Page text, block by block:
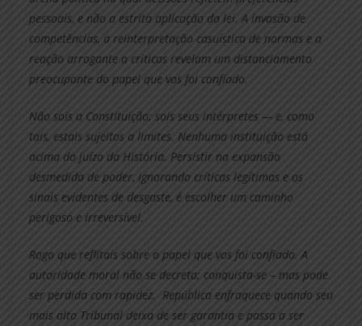
pessoais, e não a estrita aplicação da lei. A invasão de
competências, a reinterpretação casuística de normas e a
reação arrogante a críticas revelam um distanciamento
preocupante do papel que vos foi confiado.
Não sois a Constituição; sois seus intérpretes — e, como
tais, estais sujeitos a limites. Nenhuma instituição está
acima do juízo da História. Persistir na expansão
desmedida de poder, ignorando críticas legítimas e os
sinais evidentes de desgaste, é escolher um caminho
perigoso e irreversível.
Rogo que reflitais sobre o papel que vos foi confiado. A
autoridade moral não se decreta; conquista-se – mas pode
ser perdida com rapidez. República enfraquece quando seu
mais alto Tribunal deixa de ser garantia e passa a ser